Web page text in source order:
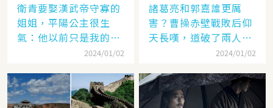
衛青要娶漢武帝守寡的
姐姐，平陽公主很生
氣：他以前只是我的奴
2024/01/02
諸葛亮和郭嘉誰更厲
害？曹操赤壁戰敗后仰
天長嘆，道破了兩人高
2024/01/02